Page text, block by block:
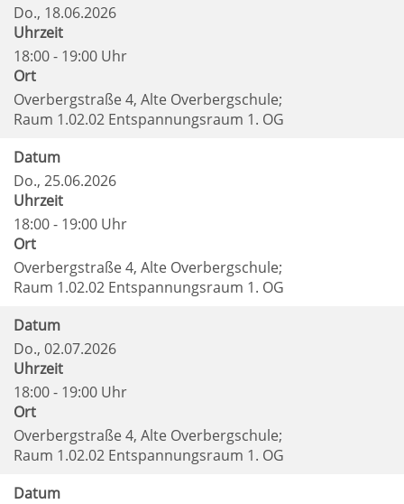
Do., 18.06.2026
Uhrzeit
18:00 - 19:00 Uhr
Ort
Overbergstraße 4, Alte Overbergschule;
Raum 1.02.02 Entspannungsraum 1. OG
Datum
Do., 25.06.2026
Uhrzeit
18:00 - 19:00 Uhr
Ort
Overbergstraße 4, Alte Overbergschule;
Raum 1.02.02 Entspannungsraum 1. OG
Datum
Do., 02.07.2026
Uhrzeit
18:00 - 19:00 Uhr
Ort
Overbergstraße 4, Alte Overbergschule;
Raum 1.02.02 Entspannungsraum 1. OG
Datum